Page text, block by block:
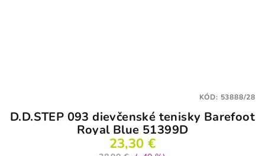
D.D.STEP 093 dievčenské tenisky Barefoot
Royal Blue 51399D
23,30 €
KÓD: 53888/28